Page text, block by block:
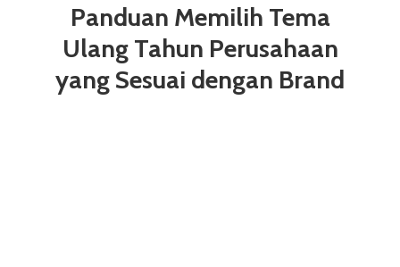
Panduan Memilih Tema
Ulang Tahun Perusahaan
yang Sesuai dengan Brand